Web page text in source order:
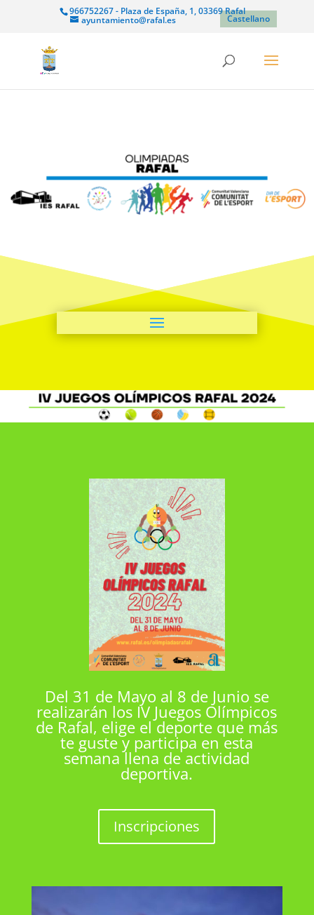
966752267 - Plaza de España, 1, 03369 Rafal
ayuntamiento@rafal.es Castellano
Del 31 de Mayo al 8 de Junio se
realizarán los IV Juegos Olímpicos
de Rafal, elige el deporte que más
te guste y participa en esta
semana llena de actividad
deportiva.
Inscripciones